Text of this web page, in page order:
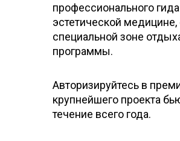
профессионального
эстетической
специальной зоне
программы.
Авторизируйтесь в
крупнейшего проекта
течение всего года.